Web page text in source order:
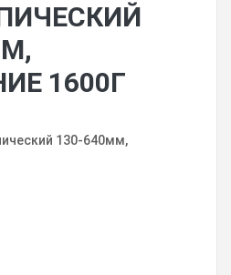
1600Г
130-640мм,